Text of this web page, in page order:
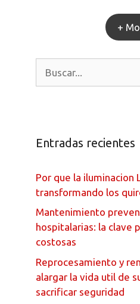
+
Entradas recientes
Por que la iluminacion
transformando los
Mantenimiento
hospitalarias: la clave
costosas
Reprocesamiento y
alargar la vida util de
sacrificar seguridad